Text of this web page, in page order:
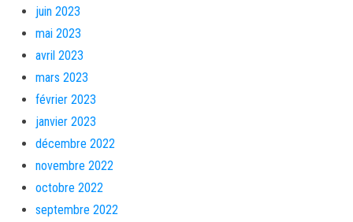
juin 2023
mai 2023
avril 2023
mars 2023
février 2023
janvier 2023
décembre 2022
novembre 2022
octobre 2022
septembre 2022